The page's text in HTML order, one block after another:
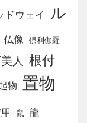
ドウェイ ル
仏像 倶利伽羅
人 根付
物 置物
鼠 龍